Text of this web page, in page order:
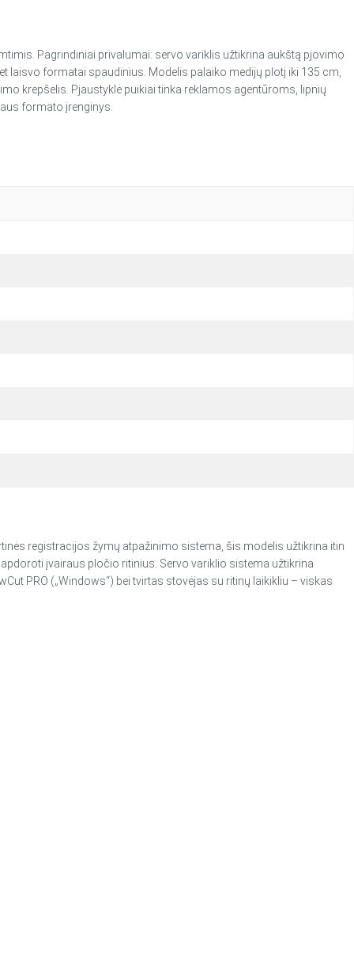
Pagrindiniai privalumai: servo variklis užtikrina aukštą pjovimo
formatai spaudinius. Modelis palaiko medijų plotį iki 135 cm,
krepšelis. Pjaustyklė puikiai tinka reklamos agentūroms, lipnių
formato įrenginys.
registracijos žymų atpažinimo sistema, šis modelis užtikrina itin
įvairaus pločio ritinius. Servo variklio sistema užtikrina
PRO („Windows“) bei tvirtas stovėjas su ritinų laikikliu – viskas